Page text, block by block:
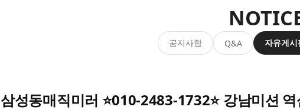
공지사항 Q&A 자유게시
삼성동매직미러 ⭐010-2483-1732⭐ 강남미션